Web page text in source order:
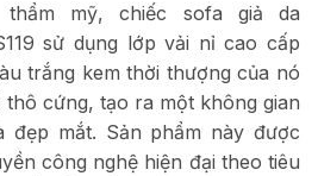
mỹ, chiếc sofa giả da
sử dụng lớp vải nỉ cao cấp
trắng kem thời thượng của nó
cứng, tạo ra một không gian
đẹp mắt. Sản phẩm này được
công nghệ hiện đại theo tiêu